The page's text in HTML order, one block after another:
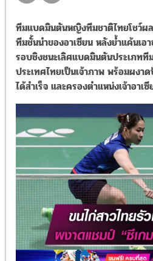
ทีมแบดมินตันหญิงทีมชาติไทยโชว์ผ
ทีมชั้นนำของอาเซียน หลังย้ำแค้นเอ
รอบชิงชนะเลิศแบดมินตันประเภท
ประเทศไทยเป็นเจ้าภาพ พร้อมผง
ได้สำเร็จ และครองตำแหน่งเจ้าอาเ